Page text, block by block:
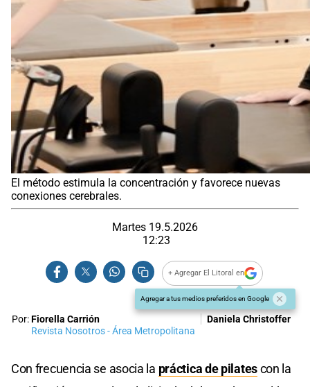
El método estimula la concentración y favorece nuevas
conexiones cerebrales.
Martes 19.5.2026
12:23
+ Agregar El Litoral en
Agregar a tus medios preferidos en Google
Por:Fiorella Carrión
Revista Nosotros - Área Metropolitana
Daniela Christoffer
Con frecuencia se asocia la práctica de pilatescon la